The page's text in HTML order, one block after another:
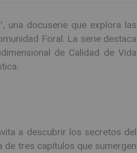
una docuserie que explora las
Foral. La serie destaca
de Calidad de Vida
a descubrir los secretos del
de tres capítulos que sumergen